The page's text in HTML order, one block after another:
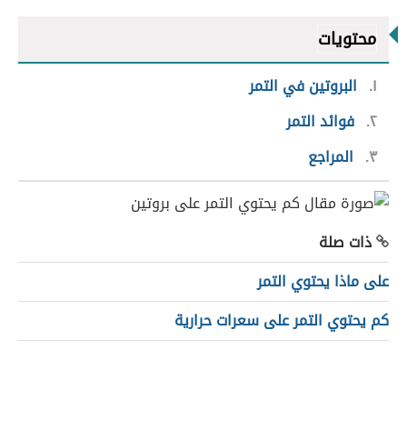
محتويات
١
البروتين في التمر
٢ فوائد التمر
٣
المراجع
ذات صلة
على ماذا يحتوي التمر
كم يحتوي التمر على سعرات حرارية